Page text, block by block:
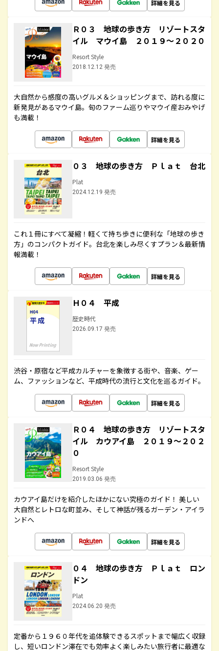
詳細を見る
Ｒ０３ 地球の歩き方 リゾートスタ
イル マウイ島 ２０１９～２０２０
Resort Style
2018.12.12 発売
大自然から感度の高いグルメ＆ショッピングまで、訪れる度に
新発見があるマウイ島。旬のファーム巡りやマウイ産おみやげ
も満載！
詳細を見る
０３ 地球の歩き方 Ｐｌａｔ 台北
Plat
2024.12.19 発売
これ１冊にすべて凝縮！軽くて持ち歩きに便利な「地球の歩き
方」のコンパクトガイド。台北を楽しみ尽くすプラン＆最新情
報満載！
詳細を見る
Ｈ０４ 平成
歴史時代
2026.09.17 発売
渋谷・原宿など平成カルチャーを象徴する街や、音楽、ゲー
ム、ファッションなど、平成時代の流行と文化を巡るガイド。
詳細を見る
Ｒ０４ 地球の歩き方 リゾートスタ
イル カウアイ島 ２０１９～２０２
０
Resort Style
2019.03.06 発売
カウアイ島だけを紹介したほかにない究極のガイド！ 美しい
大自然とレトロな町並み、そして神話が残るガーデン・アイラ
ンドへ
詳細を見る
０４ 地球の歩き方 Ｐｌａｔ ロン
ドン
Plat
2024.06.20 発売
定番から１９６０年代を追体験できるスポットまで幅広く収録
し、短いロンドン滞在でも効率よく楽しみたい旅行者に最適な